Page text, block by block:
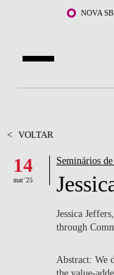
Saltar para o conteúdo principal
NOVA
DOCENTES E
COMUNIDADE
LIFE AT NOVA SBE
WHAT'S HAPPENING
< VOLTAR
14
mar '25
Seminários
Jessica
through
Abstract: We
the value-